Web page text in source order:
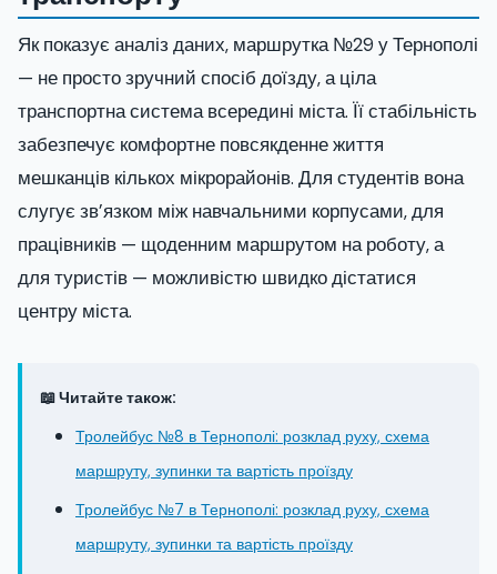
Як показує аналіз даних, маршрутка №29 у Тернополі
— не просто зручний спосіб доїзду, а ціла
транспортна система всередині міста. Її стабільність
забезпечує комфортне повсякденне життя
мешканців кількох мікрорайонів. Для студентів вона
слугує зв’язком між навчальними корпусами, для
працівників — щоденним маршрутом на роботу, а
для туристів — можливістю швидко дістатися
центру міста.
📖 Читайте також:
Тролейбус №8 в Тернополі: розклад руху, схема
маршруту, зупинки та вартість проїзду
Тролейбус №7 в Тернополі: розклад руху, схема
маршруту, зупинки та вартість проїзду